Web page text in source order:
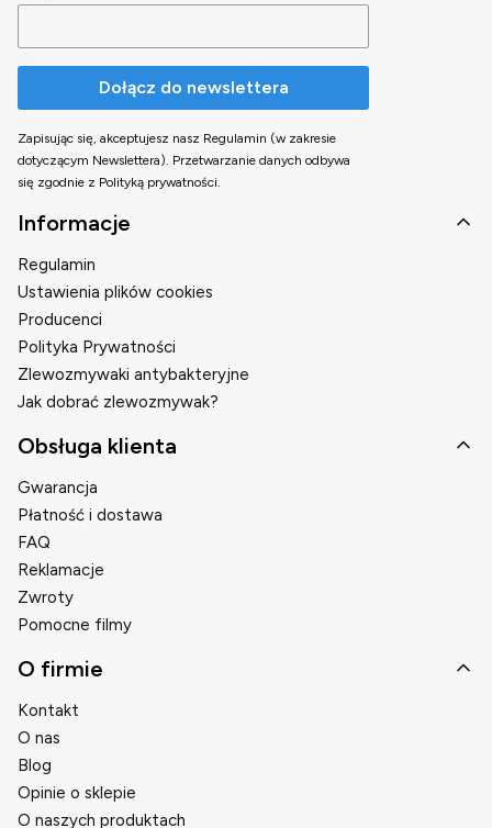
Dołącz do newslettera
Zapisując się, akceptujesz nasz Regulamin (w zakresie
dotyczącym Newslettera). Przetwarzanie danych odbywa
się zgodnie z Polityką prywatności.
Linki w stopce
Informacje
Regulamin
Ustawienia plików cookies
Producenci
Polityka Prywatności
Zlewozmywaki antybakteryjne
Jak dobrać zlewozmywak?
Obsługa klienta
Gwarancja
Płatność i dostawa
FAQ
Reklamacje
Zwroty
Pomocne filmy
O firmie
Kontakt
O nas
Blog
Opinie o sklepie
O naszych produktach